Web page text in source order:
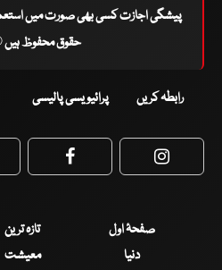
پیشگی اجازت کسی بھی صورت میں
حقوق محفوظ ہیں ©
رابطہ کریں پرائیویسی پالیسی
Facebook
صفحۂ اول تازہ ترین
دنیا
معیشت